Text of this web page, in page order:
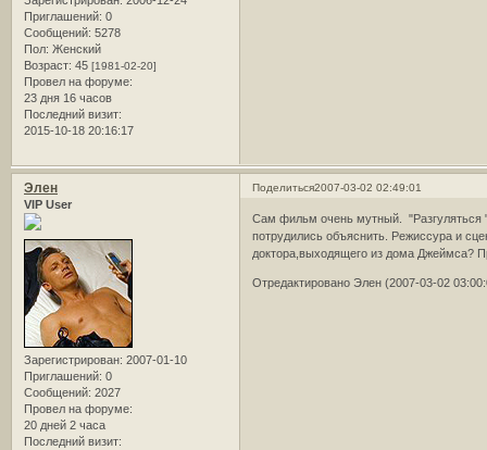
Приглашений: 0
Сообщений: 5278
Пол: Женский
Возраст: 45 [1981-02-20]
Провел на форуме:
23 дня 16 часов
Последний визит:
2015-10-18 20:16:17
Поделиться2007-03-02 02:49:01
Элен
VIP User
Зарегистрирован: 2007-01-10
Приглашений: 0
Сообщений: 2027
Провел на форуме:
20 дней 2 часа
Последний визит:
Сам фильм очень мутный. "Разгуляться
потрудились объяснить. Режиссура и
доктора,выходящего из дома Джеймса?
Отредактировано Элен (2007-03-02